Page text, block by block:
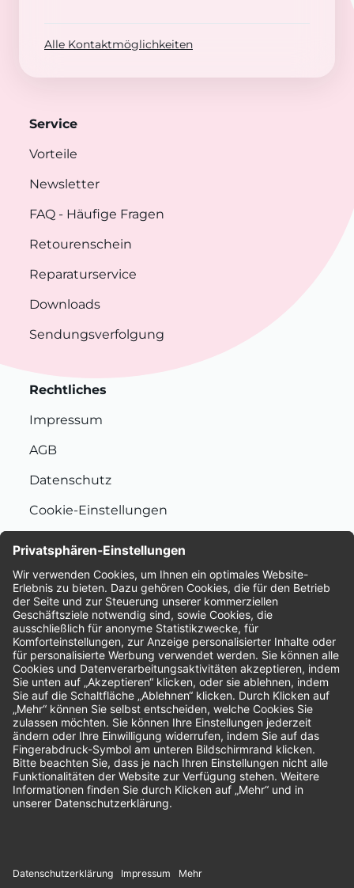
Alle Kontaktmöglichkeiten
Service
Vorteile
Newsletter
FAQ - Häufige Fragen
Retourenschein
Reparaturservice
Downloads
Sendungsverfolgung
Rechtliches
Impressum
AGB
Datenschutz
Cookie-Einstellungen
Bewertungen
Unsere Zahlungsarten: